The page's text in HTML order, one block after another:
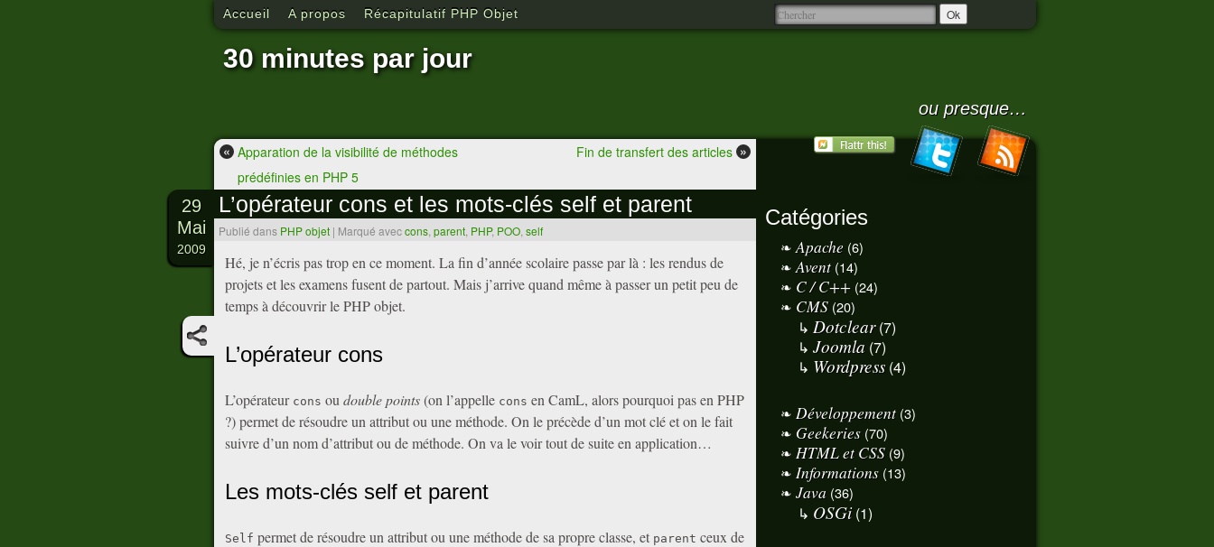
Accueil A propos Récapitulatif PHP Objet
30 minutes par jour
ou presque…
« Apparation de la visibilité de méthodes
prédéfinies en PHP 5
Fin de transfert des articles »
L’opérateur cons et les mots-clés self et parent
Publié dans PHP objet | Marqué aveccons parent PHP, POO self
29
Mai
2009
Hé, je n’écris pas trop en ce moment. La fin d’année scolaire passe par là : les rendus de
projets et les examens fusent de partout. Mais j’arrive quand même à passer un petit peu de
temps à découvrir le PHP objet.
L’opérateur cons
L’opérateur cons ou double points(on l’appelle cons en CamL, alors pourquoi pas en PHP
?) permet de résoudre un attribut ou une méthode. On le précède d’un mot clé et on le fait
suivre d’un nom d’attribut ou de méthode. On va le voir tout de suite en application…
Les mots-clés self et parent
Self permet de résoudre un attribut ou une méthode de sa propre classe, et parent ceux de
Catégories
Apache (6)
Avent(14)
C / C++ (24)
CMS (20)
Dotclear(7)
Joomla (7)
Wordpress (4)
Développement(3)
Geekeries (70)
HTML et CSS (9)
Informations (13)
Java (36)
OSGi(1)